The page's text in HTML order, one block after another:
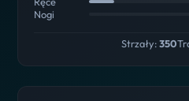
Nogi
Strzały:350